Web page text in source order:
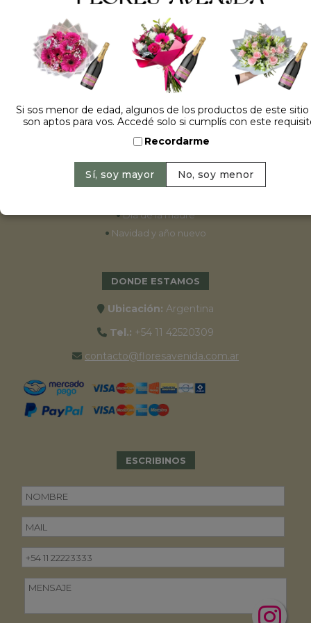
ESPECIALES
Cumpleaños
15 años
• Bodas
•Aniversarios
Graduaciones
•Nacimientos
•San Valentín
•Día de la madre
• Navidad y año nuevo
DONDE ESTAMOS
Ubicación: Argentina
Tel.: +54 11 42520309
contacto@floresavenida.com.ar
ESCRIBINOS
Si sos menor de edad, algunos de los productos de este
son aptos para vos. Accedé solo si cumplís con este
Recordarme